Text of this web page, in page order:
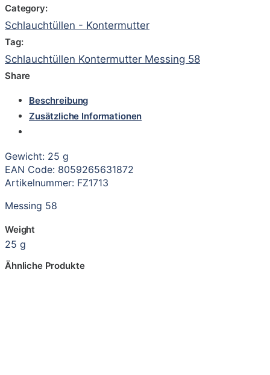
Category:
Schlauchtüllen - Kontermutter
Tag:
Schlauchtüllen Kontermutter Messing 58
Share
Beschreibung
Zusätzliche Informationen
Gewicht: 25 g
EAN Code: 8059265631872
Artikelnummer: FZ1713
Messing 58
Weight
25 g
Ähnliche Produkte